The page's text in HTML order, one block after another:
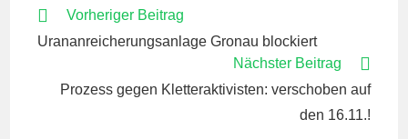
WEITERE
ANSEHEN
Vorheriger Beitrag
Urananreicherungsanlage Gronau blockiert
Nächster Beitrag
Prozess gegen Kletteraktivisten: verschoben auf
den 16.11.!